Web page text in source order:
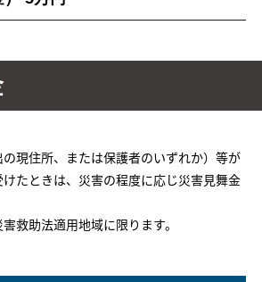
現住所、または保護者のいずれか）等が
たときは、災害の程度に応じ災害見舞金
救助法適用地域に限ります。